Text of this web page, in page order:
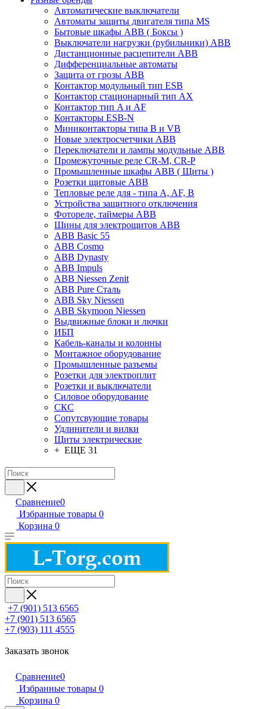
Автоматические выключатели
Автоматы защиты двигателя типа MS
Бытовые шкафы ABB ( Боксы )
Выключатели нагрузки (рубильники) ABB
Дистанционные расцепители ABB
Дифференциальные автоматы
Защита от грозы ABB
Контактор модульный тип ESB
Контактор стационарный тип AX
Контактор тип A и AF
Контакторы ESB-N
Миниконтакторы типа B и VB
Новые электросчетчики ABB
Переключатели и лампы модульные ABB
Промежуточные реле CR-M, CR-P
Промышленные шкафы ABB ( Щиты )
Розетки щитовые ABB
Тепловые реле для - типа A, AF, B
Устройства защитного отключения
Фотореле, таймеры ABB
Шины для электрощитов АВВ
ABB Basic 55
ABB Cosmo
ABB Dynasty
ABB Impuls
ABB Niessen Zenit
ABB Pure Сталь
ABB Sky Niessen
ABB Skymoon Niessen
Выдвижные блоки и лючки
ИБП
Кабель-каналы и колонны
Монтажное оборудование
Промышленные разъемы
Розетки для электроплит
Розетки и выключатели
Силовое оборудование
СКС
Сопутсвующие товары
Удлинители и вилки
Щиты электрические
+ ЕЩЕ 31
Сравнение0
Избранные товары 0
Корзина 0
+7 (901) 513 6565
+7 (901) 513 6565
+7 (903) 111 4555
Заказать звонок
Сравнение0
Избранные товары 0
Корзина 0